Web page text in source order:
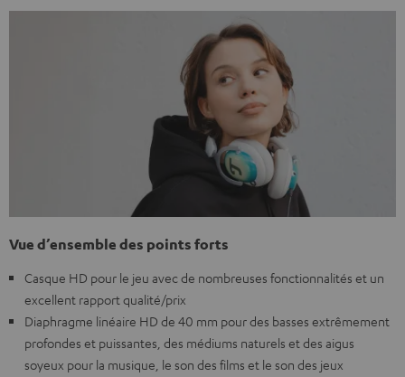
Vue d’ensemble des points forts
Casque HD pour le jeu avec de nombreuses fonctionnalités et un
excellent rapport qualité/prix
Diaphragme linéaire HD de 40 mm pour des basses extrêmement
profondes et puissantes, des médiums naturels et des aigus
soyeux pour la musique, le son des films et le son des jeux